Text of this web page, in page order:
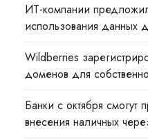
ИТ-компании
использования данных
Wildberries
доменов для
Банки с октября смогут
внесения наличных